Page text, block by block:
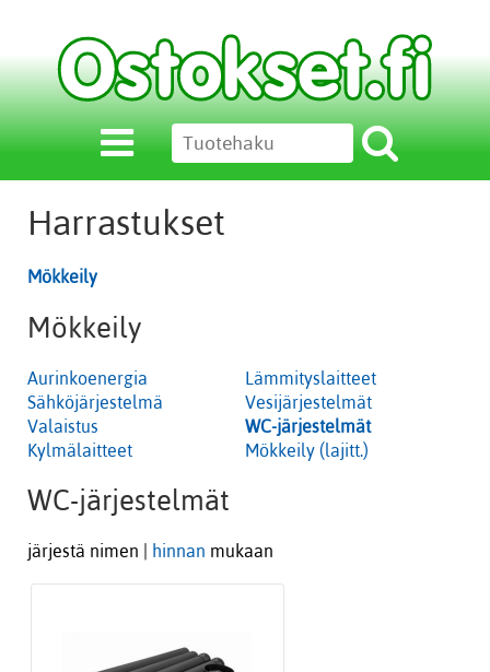
Harrastukset
Mökkeily
Mökkeily
Aurinkoenergia
Sähköjärjestelmä
Valaistus
Kylmälaitteet
Lämmityslaitteet
Vesijärjestelmät
WC-järjestelmät
Mökkeily (lajitt.)
WC-järjestelmät
järjestä nimen | hinnan mukaan